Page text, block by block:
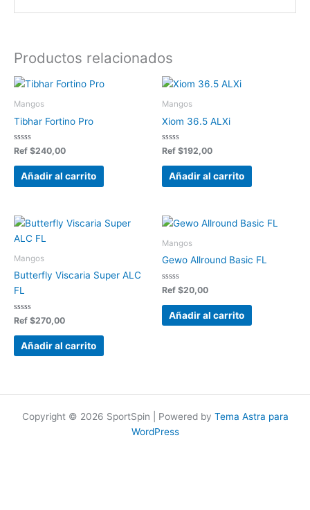
Productos relacionados
Mangos
Tibhar Fortino Pro
Valorado
en
0
Ref $240,00
Añadir al carrito
Mangos
Xiom 36.5 ALXi
Valorado
en
0
Ref $192,00
Añadir al carrito
Mangos
Butterfly Viscaria Super ALC
FL
Valorado
en
0
Ref $270,00
Añadir al carrito
Mangos
Gewo Allround Basic FL
Valorado
en
0
Ref $20,00
Añadir al carrito
Copyright © 2026 SportSpin | Powered by Tema Astra para
WordPress